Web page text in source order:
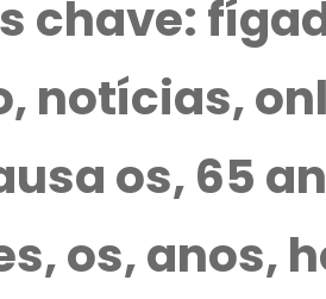
chave:
notícias,
os, 65
os, anos,